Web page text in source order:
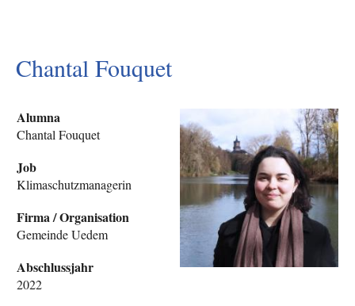
Chantal Fouquet
Alumna
Chantal Fouquet
Job
Klimaschutzmanagerin
Firma / Organisation
Gemeinde Uedem
Abschlussjahr
2022